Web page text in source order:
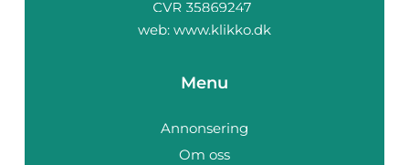
web: www.klikko.dk
Menu
Annonsering
Om oss